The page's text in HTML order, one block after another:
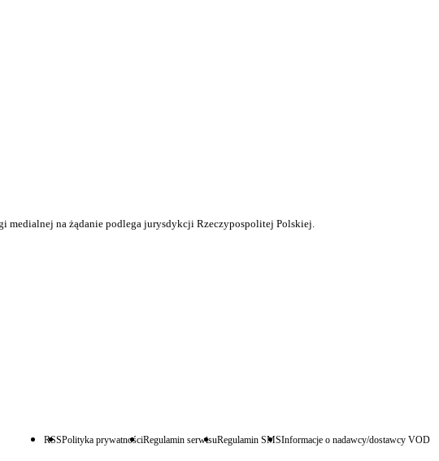
medialnej na żądanie podlega jurysdykcji Rzeczypospolitej Polskiej.
RSSPolityka prywatnościRegulamin serwisuRegulamin SMSInformacje o nadawcy/dostawcy VOD